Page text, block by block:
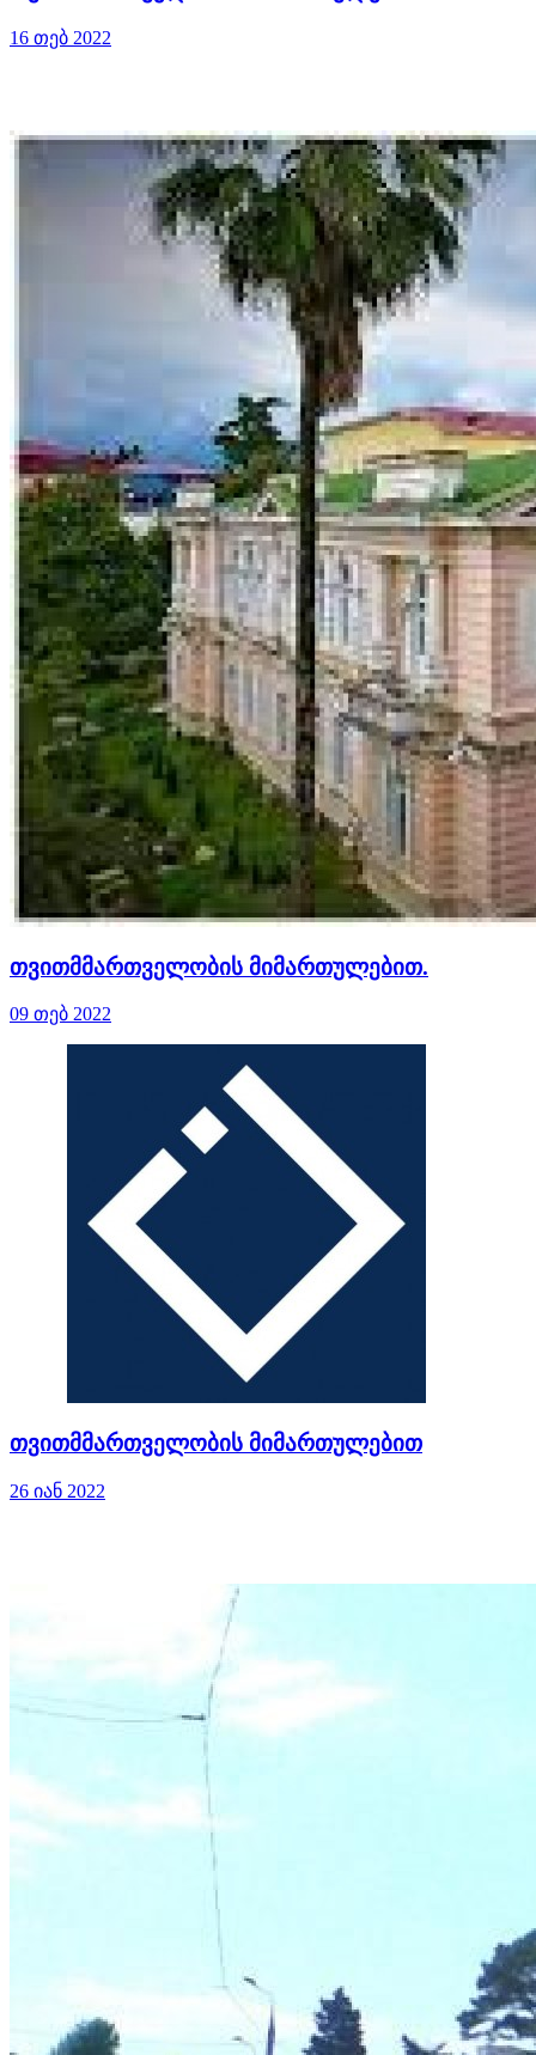
16 თებ 2022
თვითმმართველობის მიმართულებით.
09 თებ 2022
თვითმმართველობის მიმართულებით
26 იან 2022